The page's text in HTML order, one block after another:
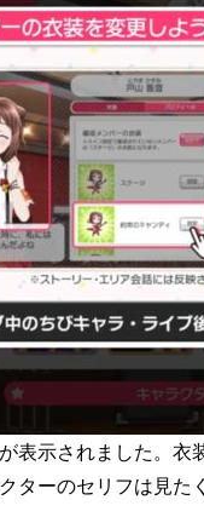
表示されました。
ターのセリフは見た